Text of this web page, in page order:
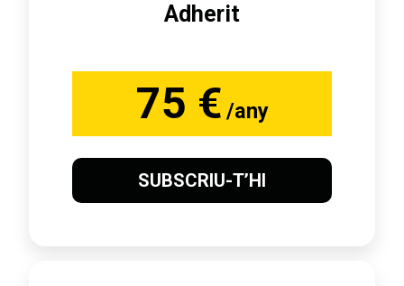
Adherit
75 € /any
SUBSCRIU-T’HI